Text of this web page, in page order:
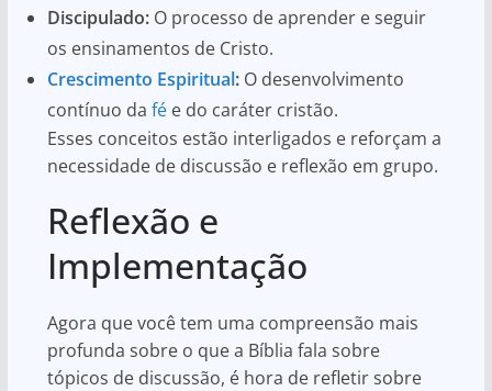
Discipulado:O processo de aprender e seguir
os ensinamentos de Cristo.
Crescimento Espiritual:O desenvolvimento
contínuo da fée do caráter cristão.
Esses conceitos estão interligados e reforçam a
necessidade de discussão e reflexão em grupo.
Reflexão e
Implementação
Agora que você tem uma compreensão mais
profunda sobre o que a Bíblia fala sobre
tópicos de discussão, é hora de refletir sobre